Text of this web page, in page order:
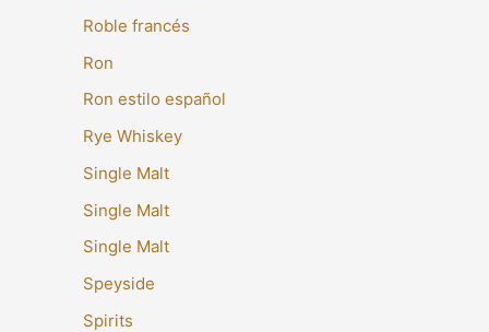
Roble francés
Ron
Ron estilo español
Rye Whiskey
Single Malt
Single Malt
Single Malt
Speyside
Spirits